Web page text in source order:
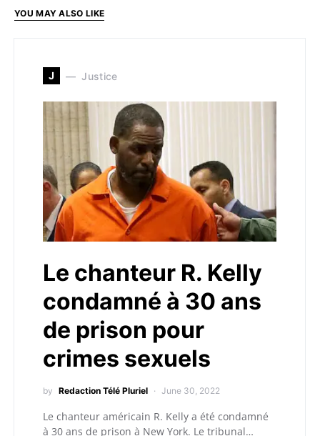
YOU MAY ALSO LIKE
J Justice
Le chanteur R. Kelly
condamné à 30 ans
de prison pour
crimes sexuels
by Redaction Télé Pluriel June 30, 2022
Le chanteur américain R. Kelly a été condamné
à 30 ans de prison à New York. Le tribunal…